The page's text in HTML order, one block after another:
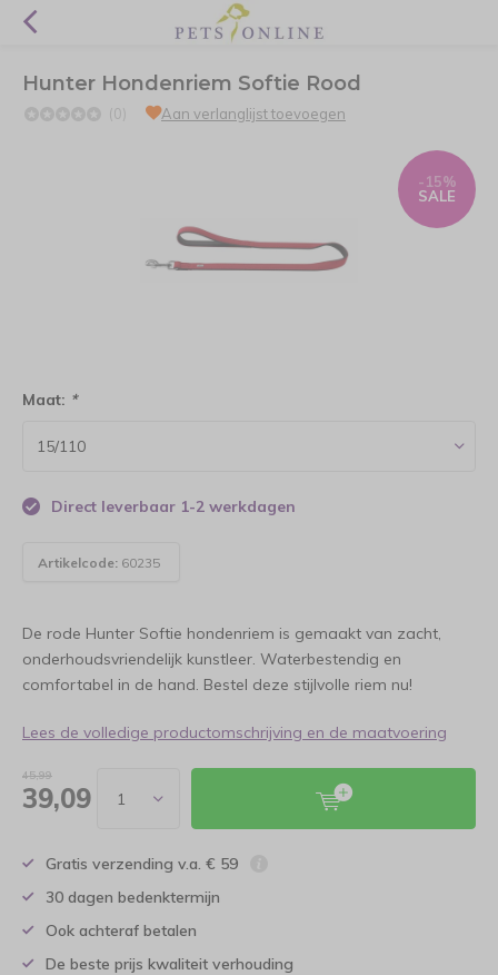
Hunter Hondenriem Softie Rood
(0) Aan verlanglijst toevoegen
-15%
SALE
Maat: *
Direct leverbaar 1-2 werkdagen
Artikelcode: 60235
De rode Hunter Softie hondenriem is gemaakt van zacht,
onderhoudsvriendelijk kunstleer. Waterbestendig en
comfortabel in de hand. Bestel deze stijlvolle riem nu!
Lees de volledige productomschrijving en de maatvoering
45,99
39,09
Gratis verzending v.a. € 59
30 dagen bedenktermijn
Ook achteraf betalen
De beste prijs kwaliteit verhouding